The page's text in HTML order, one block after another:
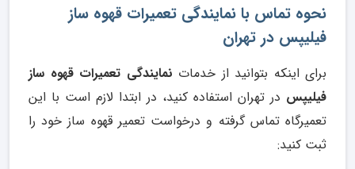
نحوه تماس با نمایندگی تعمیرات قهوه ساز
فیلیپس در تهران
برای اینکه بتوانید از خدمات نمایندگی تعمیرات قهوه ساز
فیلیپس در تهران استفاده کنید، در ابتدا لازم است با این
تعمیرگاه تماس گرفته و درخواست تعمیر قهوه ساز خود را
ثبت کنید: